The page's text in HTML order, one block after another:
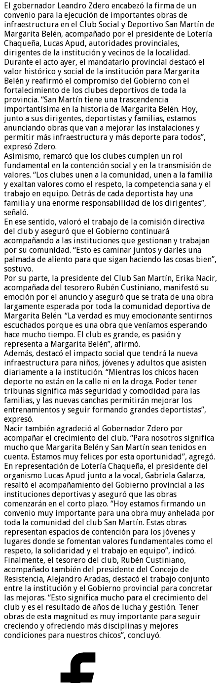
El gobernador Leandro Zdero encabezó la firma de un
convenio para la ejecución de importantes obras de
infraestructura en el Club Social y Deportivo San Martín de
Margarita Belén, acompañado por el presidente de Lotería
Chaqueña, Lucas Apud, autoridades provinciales,
dirigentes de la institución y vecinos de la localidad.
Durante el acto ayer, el mandatario provincial destacó el
valor histórico y social de la institución para Margarita
Belén y reafirmó el compromiso del Gobierno con el
fortalecimiento de los clubes deportivos de toda la
provincia. “San Martín tiene una trascendencia
importantísima en la historia de Margarita Belén. Hoy,
junto a sus dirigentes, deportistas y familias, estamos
anunciando obras que van a mejorar las instalaciones y
permitir más infraestructura y más deporte para todos”,
expresó Zdero.
Asimismo, remarcó que los clubes cumplen un rol
fundamental en la contención social y en la transmisión de
valores. “Los clubes unen a la comunidad, unen a la familia
y exaltan valores como el respeto, la competencia sana y el
trabajo en equipo. Detrás de cada deportista hay una
familia y una enorme responsabilidad de los dirigentes”,
señaló.
En ese sentido, valoró el trabajo de la comisión directiva
del club y aseguró que el Gobierno continuará
acompañando a las instituciones que gestionan y trabajan
por su comunidad. “Esto es caminar juntos y darles una
palmada de aliento para que sigan haciendo las cosas bien”,
sostuvo.
Por su parte, la presidente del Club San Martín, Erika Nacir,
acompañada del tesorero Rubén Custiniano, manifestó su
emoción por el anuncio y aseguró que se trata de una obra
largamente esperada por toda la comunidad deportiva de
Margarita Belén. “La verdad es muy emocionante sentirnos
escuchados porque es una obra que veníamos esperando
hace mucho tiempo. El club es grande, es pasión y
representa a Margarita Belén”, afirmó.
Además, destacó el impacto social que tendrá la nueva
infraestructura para niños, jóvenes y adultos que asisten
diariamente a la institución. “Mientras los chicos hacen
deporte no están en la calle ni en la droga. Poder tener
tribunas significa más seguridad y comodidad para las
familias, y las nuevas canchas permitirán mejorar los
entrenamientos y seguir formando grandes deportistas”,
expresó.
Nacir también agradeció al Gobernador Zdero por
acompañar el crecimiento del club. “Para nosotros significa
mucho que Margarita Belén y San Martín sean tenidos en
cuenta. Estamos muy felices por esta oportunidad”, agregó.
En representación de Lotería Chaqueña, el presidente del
organismo Lucas Apud junto a la vocal, Gabriela Galarza,
resaltó el acompañamiento del Gobierno provincial a las
instituciones deportivas y aseguró que las obras
comenzarán en el corto plazo. “Hoy estamos firmando un
convenio muy importante para una obra muy anhelada por
toda la comunidad del club San Martín. Estas obras
representan espacios de contención para los jóvenes y
lugares donde se fomentan valores fundamentales como el
respeto, la solidaridad y el trabajo en equipo”, indicó.
Finalmente, el tesorero del club, Rubén Custiniano,
acompañado también del presidente del Concejo de
Resistencia, Alejandro Aradas, destacó el trabajo conjunto
entre la institución y el Gobierno provincial para concretar
las mejoras. “Esto significa mucho para el crecimiento del
club y es el resultado de años de lucha y gestión. Tener
obras de esta magnitud es muy importante para seguir
creciendo y ofreciendo más disciplinas y mejores
condiciones para nuestros chicos”, concluyó.